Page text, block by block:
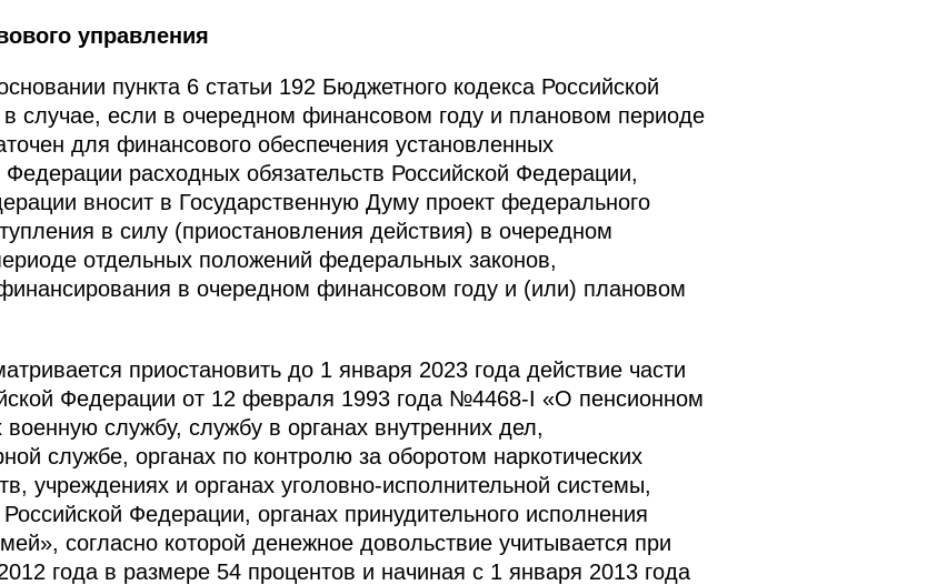
управления
пункта 6 статьи 192 Бюджетного кодекса Российской
случае, если в очередном финансовом году и плановом периоде
для финансового обеспечения установленных
Федерации расходных обязательств Российской Федерации,
вносит в Государственную Думу проект федерального
в силу (приостановления действия) в очередном
отдельных положений федеральных законов,
в очередном финансовом году и (или) плановом
приостановить до 1 января 2023 года действие части
Федерации от 12 февраля 1993 года №4468-I «О пенсионном
службу, службу в органах внутренних дел,
службе, органах по контролю за оборотом наркотических
учреждениях и органах уголовно-исполнительной системы,
Федерации, органах принудительного исполнения
согласно которой денежное довольствие учитывается при
года в размере 54 процентов и начиная с 1 января 2013 года